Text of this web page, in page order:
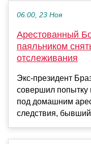
06:00, 23 Ноя
Арестованный
паяльником
отслеживания
Экс-президент
совершил попытку
под домашним
следствия, бывший